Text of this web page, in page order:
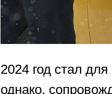
2024 год стал
однако,